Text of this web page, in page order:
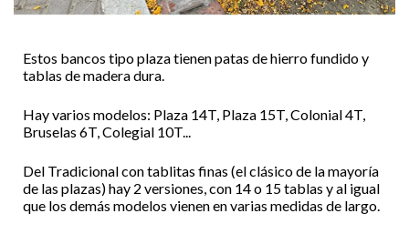
Estos bancos tipo plaza tienen patas de hierro fundido y
tablas de madera dura.
Hay varios modelos: Plaza 14T, Plaza 15T, Colonial 4T,
Bruselas 6T, Colegial 10T...
Del Tradicional con tablitas finas (el clásico de la mayoría
de las plazas) hay 2 versiones, con 14 o 15 tablas y al igual
que los demás modelos vienen en varias medidas de largo.